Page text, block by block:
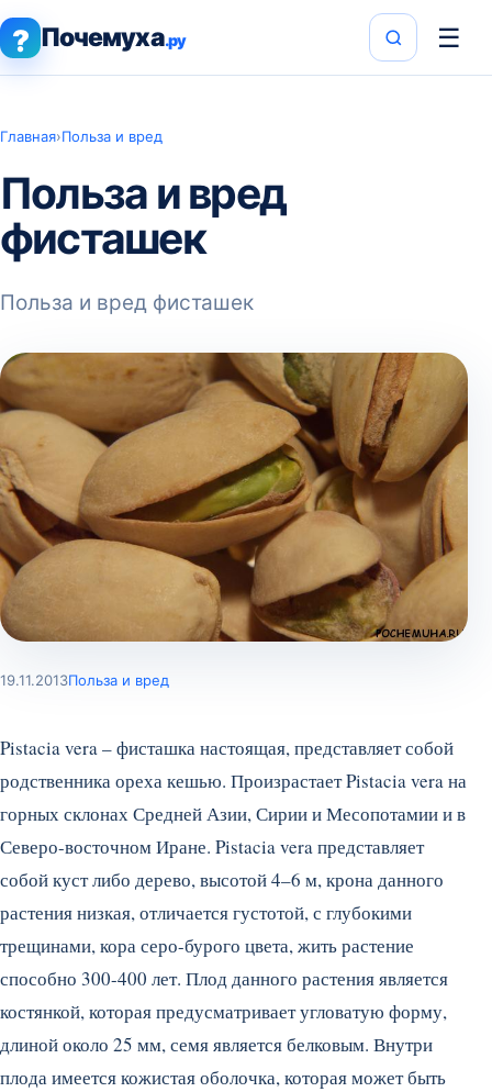
? Почемуха.ру ☰
Главная›Польза и вред
Польза и вред
фисташек
Польза и вред фисташек
19.11.2013Польза и вред
Pistacia vera – фисташка настоящая, представляет собой
родственника ореха кешью. Произрастает Pistacia vera на
горных склонах Средней Азии, Сирии и Месопотамии и в
Северо-восточном Иране. Pistacia vera представляет
собой куст либо дерево, высотой 4–6 м, крона данного
растения низкая, отличается густотой, с глубокими
трещинами, кора серо-бурого цвета, жить растение
способно 300-400 лет. Плод данного растения является
костянкой, которая предусматривает угловатую форму,
длиной около 25 мм, семя является белковым. Внутри
плода имеется кожистая оболочка, которая может быть